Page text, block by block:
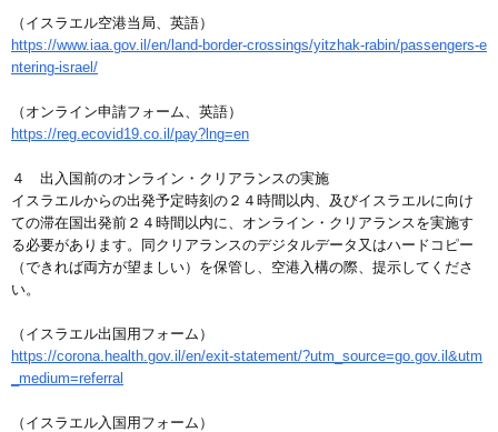
（イスラエル空港当局、英語）
https://www.iaa.gov.il/en/land-border-crossings/yitzhak-rabin/passengers-e
ntering-israel/
（オンライン申請フォーム、英語）
https://reg.ecovid19.co.il/pay?lng=en
４ 出入国前のオンライン・クリアランスの実施
イスラエルからの出発予定時刻の２４時間以内、及びイスラエルに向け
ての滞在国出発前２４時間以内に、オンライン・クリアランスを実施す
る必要があります。同クリアランスのデジタルデータ又はハードコピー
（できれば両方が望ましい）を保管し、空港入構の際、提示してくださ
い。
（イスラエル出国用フォーム）
https://corona.health.gov.il/en/exit-statement/?utm_source=go.gov.il&utm
_medium=referral
（イスラエル入国用フォーム）